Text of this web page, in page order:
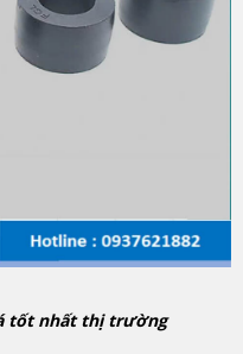
tốt nhất thị trường